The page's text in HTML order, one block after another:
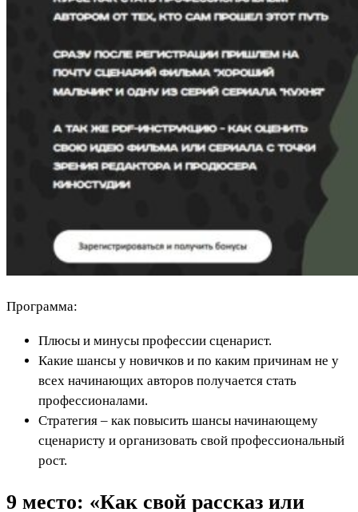
Программа:
Плюсы и минусы профессии сценарист.
Какие шансы у новичков и по каким причинам не у
всех начинающих авторов получается стать
профессионалами.
Стратегия – как повысить шансы начинающему
сценаристу и организовать свой профессиональный
рост.
9 место: «Как свой рассказ или